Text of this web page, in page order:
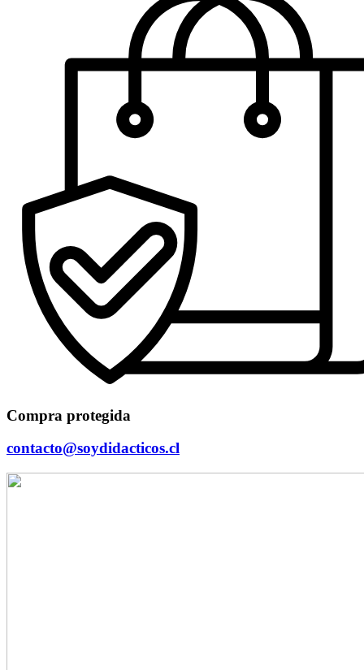
Compra protegida
contacto@soydidacticos.cl